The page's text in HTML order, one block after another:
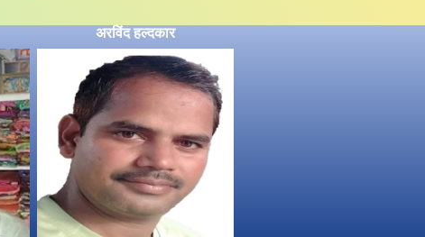
अरविंद हल्दकार